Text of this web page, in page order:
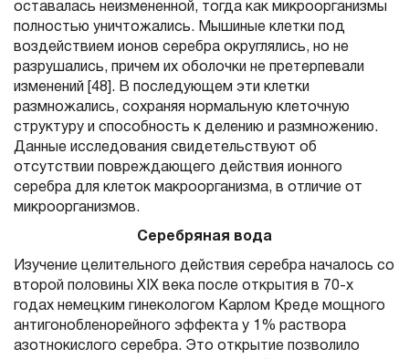
оставалась неизмененной, тогда как микроорганизмы
полностью уничтожались. Мышиные клетки под
воздействием ионов серебра округлялись, но не
разрушались, причем их оболочки не претерпевали
изменений [48]. В последующем эти клетки
размножались, сохраняя нормальную клеточную
структуру и способность к делению и размножению.
Данные исследования свидетельствуют об
отсутствии повреждающего действия ионного
серебра для клеток макроорганизма, в отличие от
микроорганизмов.
Серебряная вода
Изучение целительного действия серебра началось со
второй половины XIX века после открытия в 70-х
годах немецким гинекологом Карлом Креде мощного
антигонобленорейного эффекта у 1% раствора
азотнокислого серебра. Это открытие позволило